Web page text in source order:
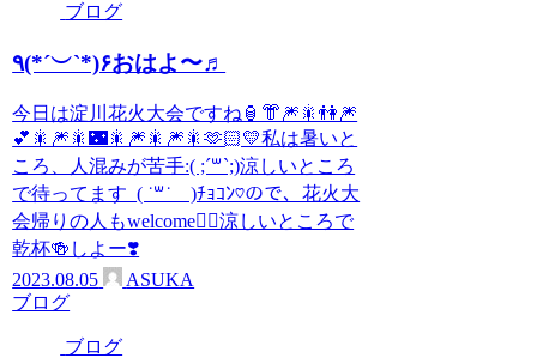
ブログ
٩(*´︶`*)۶おはよ〜♬
今日は淀川花火大会ですね🏮👘🎆🎇👫🎆
💕🎇🎆🎇🌃🎇🎆🎇🎆🎇🫶🏻💛私は暑いと
ころ、人混みが苦手:( ;´꒳`;)涼しいところ
で待ってます_( ˙꒳​˙ _ )ﾁｮｺﾝ♡ので、花火大
会帰りの人もwelcome🙋‍♀️涼しいところで
乾杯🍻しよー❣️
2023.08.05
ASUKA
ブログ
ブログ